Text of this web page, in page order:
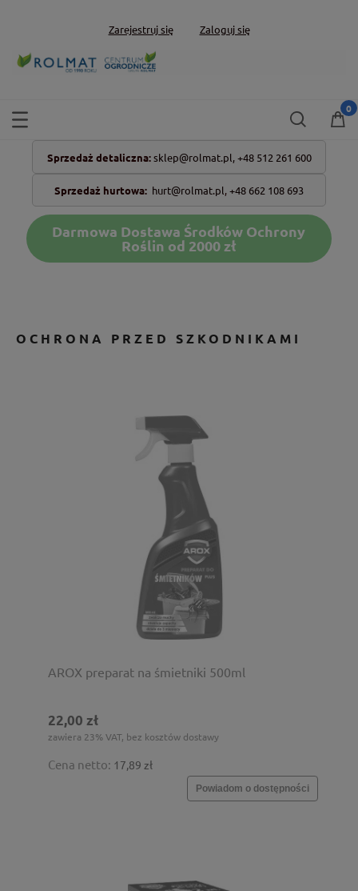
Zarejestruj się Zaloguj się
Sprzedaż detaliczna: sklep@rolmat.pl, +48 512 261 600
Sprzedaż hurtowa: hurt@rolmat.pl,+48 662 108 693
Darmowa Dostawa Środków Ochrony
Roślin od 2000 zł
OCHRONA PRZED SZKODNIKAMI
AROX preparat na śmietniki 500ml
22,00 zł
zawiera 23% VAT, bez kosztów dostawy
Cena netto: 17,89 zł
Powiadom o dostępności